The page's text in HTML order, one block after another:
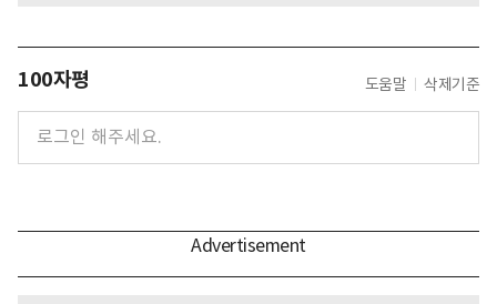
100자평 도움말 삭제기준